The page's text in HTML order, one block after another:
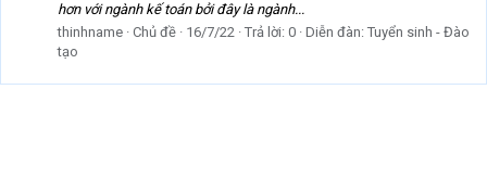
hơn với ngành kế toán bởi đây là ngành...
thinhname Chủ đề 16/7/22 Trả lời: 0 Diễn đàn: Tuyển sinh - Đào
tạo